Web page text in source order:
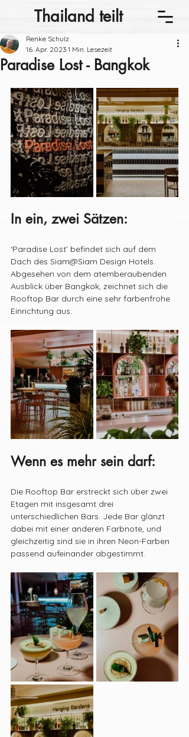
Thailand teilt
Paradise Lost - Bangkok
Renke Schulz
16. Apr. 2023 1 Min. Lesezeit
In ein, zwei Sätzen:
‘Paradise Lost’ befindet sich auf dem
Dach des Siam@Siam Design Hotels.
Abgesehen von dem atemberaubenden
Ausblick über Bangkok, zeichnet sich die
Rooftop Bar durch eine sehr farbenfrohe
Einrichtung aus.
Wenn es mehr sein darf:
Die Rooftop Bar erstreckt sich über zwei
Etagen mit insgesamt drei
unterschiedlichen Bars. Jede Bar glänzt
dabei mit einer anderen Farbnote, und
gleichzeitig sind sie in ihren Neon-Farben
passend aufeinander abgestimmt.